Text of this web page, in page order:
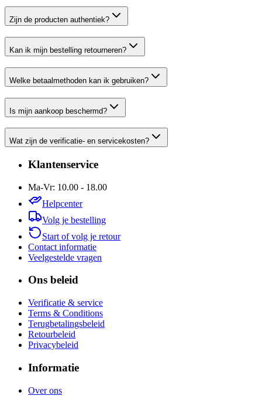
Zijn de producten authentiek?
Kan ik mijn bestelling retourneren?
Welke betaalmethoden kan ik gebruiken?
Is mijn aankoop beschermd?
Wat zijn de verificatie- en servicekosten?
Klantenservice
Ma-Vr: 10.00 - 18.00
Helpcenter
Volg je bestelling
Start of volg je retour
Contact informatie
Veelgestelde vragen
Ons beleid
Verificatie & service
Terms & Conditions
Terugbetalingsbeleid
Retourbeleid
Privacybeleid
Informatie
Over ons